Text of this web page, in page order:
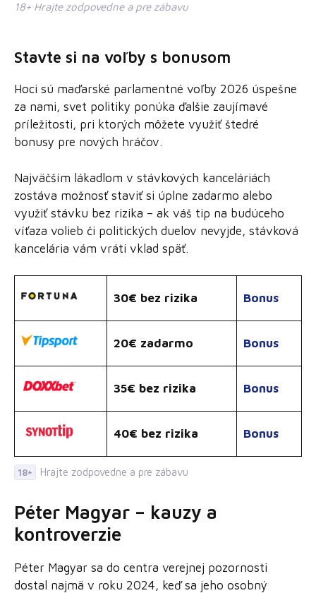
18+ Hrajte zodpovedne a pre zábavu
Stavte si na voľby s bonusom
Hoci sú maďarské parlamentné voľby 2026 úspešne
za nami, svet politiky ponúka ďalšie zaujímavé
príležitosti, pri ktorých môžete využiť štedré
bonusy pre nových hráčov.
Najväčším lákadlom v stávkových kanceláriách
zostáva možnosť staviť si úplne zadarmo alebo
využiť stávku bez rizika – ak váš tip na budúceho
víťaza volieb či politických duelov nevyjde, stávková
kancelária vám vráti vklad späť.
30€ bez rizika Bonus
20€ zadarmo Bonus
35€ bez rizika Bonus
40€ bez rizika Bonus
18+ Hrajte zodpovedne a pre zábavu
Péter Magyar – kauzy a
kontroverzie
Péter Magyar sa do centra verejnej pozornosti
dostal najmä v roku 2024, keď sa jeho osobný